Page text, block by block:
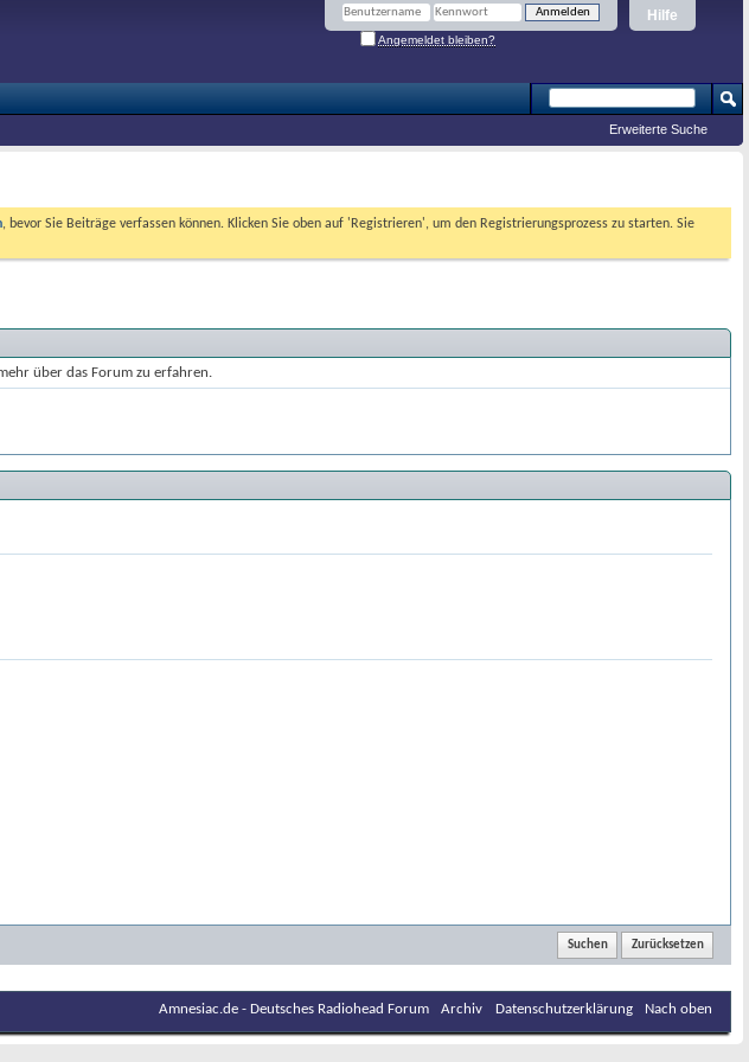
Hilfe
Angemeldet bleiben?
Erweiterte Suche
, bevor Sie Beiträge verfassen können. Klicken Sie oben auf 'Registrieren', um den Registrierungsprozess zu starten. Sie
über das Forum zu erfahren.
Amnesiac.de - Deutsches Radiohead Forum Archiv Datenschutzerklärung Nach oben